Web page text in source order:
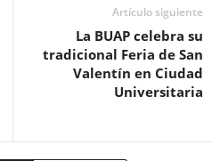
Artículo siguiente
La BUAP celebra su
tradicional Feria de San
Valentín en Ciudad
Universitaria